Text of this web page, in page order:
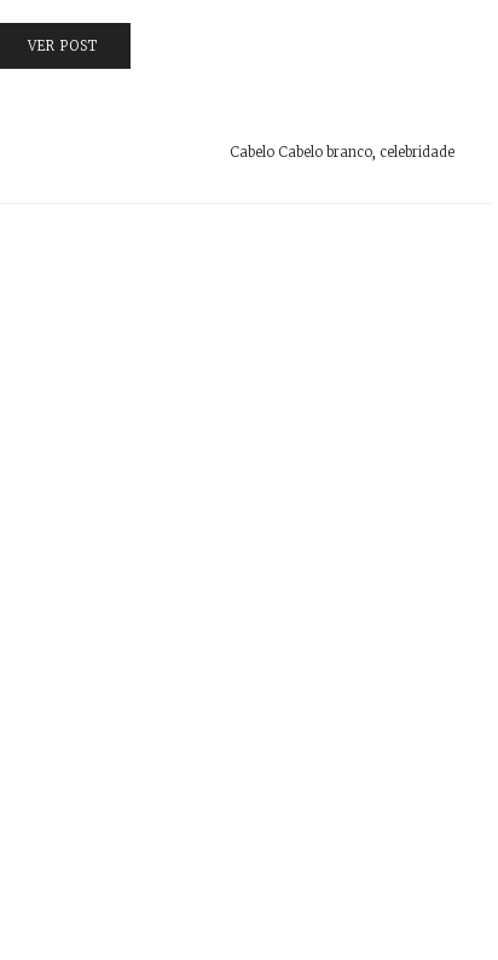
VER POST
Cabelo Cabelo branco, celebridade